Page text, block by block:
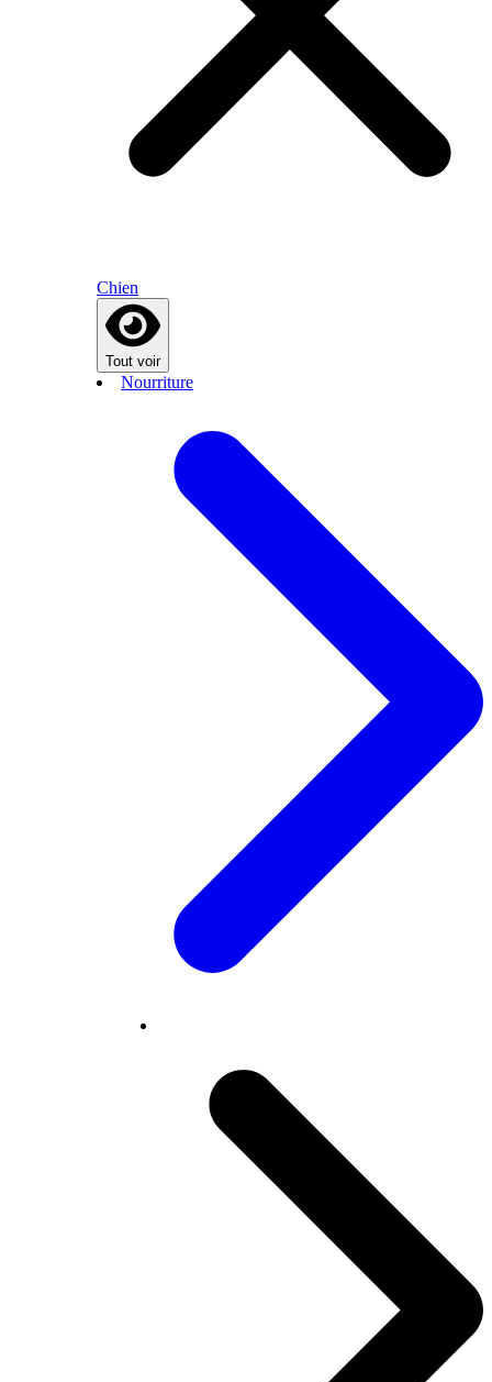
Chien
Tout voir
Nourriture